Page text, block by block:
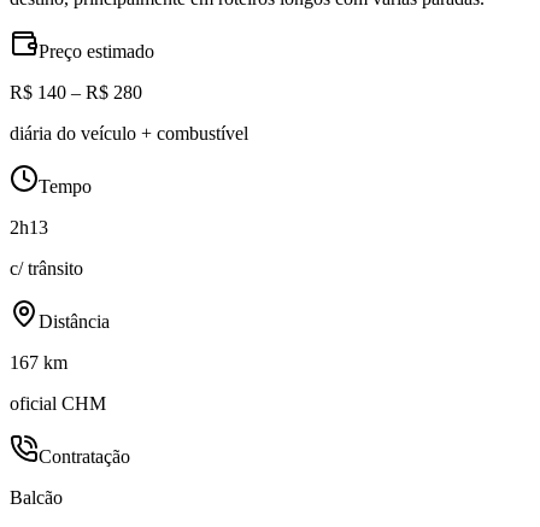
Preço estimado
R$ 140 – R$ 280
diária do veículo + combustível
Tempo
2h13
c/ trânsito
Distância
167 km
oficial CHM
Contratação
Balcão